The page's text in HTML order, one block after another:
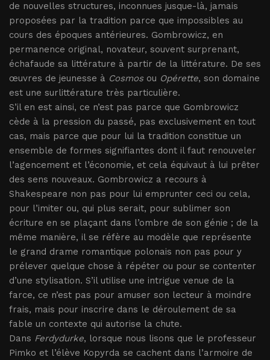
de nouvelles structures, inconnues jusque-là, jamais
proposées par la tradition parce que impossibles au
cours des époques antérieures. Gombrowicz, en
permanence original, novateur, souvent surprenant,
échafaude sa littérature à partir de la littérature. De ses
œuvres de jeunesse à Cosmosou Opérette, son domaine
est une surlittérature très particulière.
S’il en est ainsi, ce n’est pas parce que Gombrowicz
cède à la pression du passé, pas exclusivement en tout
cas, mais parce que pour lui la tradition constitue un
ensemble de formes signifiantes dont il faut renouveler
l’agencement et l’économie, et cela équivaut à lui prêter
des sens nouveaux. Gombrowicz a recours à
Shakespeare non pas pour lui emprunter ceci ou cela,
pour l’imiter ou, qui plus serait, pour sublimer son
écriture en se plaçant dans l’ombre de son génie ; de la
même manière, il se réfère au modèle que représente
le grand drame romantique polonais non pas pour y
prélever quelque chose à répéter ou pour se contenter
d’une stylisation. S’il utilise une intrigue venue de la
farce, ce n’est pas pour amuser son lecteur à moindre
frais, mais pour inscrire dans le déroulement de sa
fable un contexte qui autorise la chute.
Dans Ferdydurke, lorsque nous lisons que le professeur
Pimko et l’élève Kopyrda se cachent dans l’armoire de